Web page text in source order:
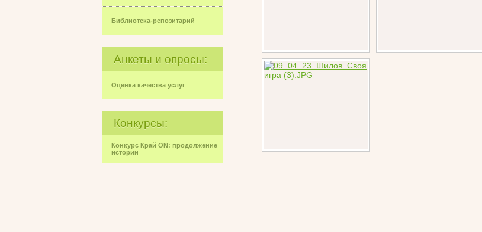
Библиотека-репозитарий
Анкеты и опросы:
Оценка качества услуг
Конкурсы:
Конкурс Край ON: продолжение
истории